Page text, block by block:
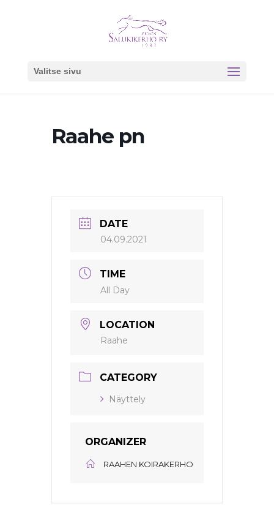
Valitse sivu
Raahe pn
DATE
04.09.2021
TIME
All Day
LOCATION
Raahe
CATEGORY
Näyttely
ORGANIZER
RAAHEN KOIRAKERHO